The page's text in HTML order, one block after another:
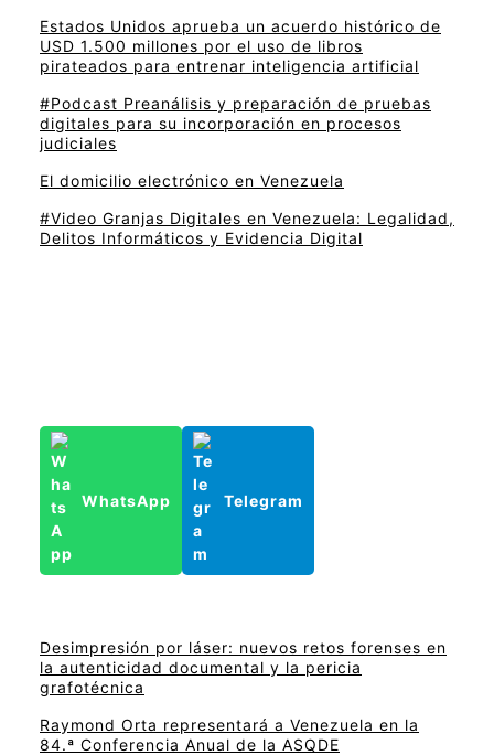
Estados Unidos aprueba un acuerdo histórico de
USD 1.500 millones por el uso de libros
pirateados para entrenar inteligencia artificial
#Podcast Preanálisis y preparación de pruebas
digitales para su incorporación en procesos
judiciales
El domicilio electrónico en Venezuela
#Video Granjas Digitales en Venezuela: Legalidad,
Delitos Informáticos y Evidencia Digital
WhatsApp Telegram
Desimpresión por láser: nuevos retos forenses en
la autenticidad documental y la pericia
grafotécnica
Raymond Orta representará a Venezuela en la
84.ª Conferencia Anual de la ASQDE